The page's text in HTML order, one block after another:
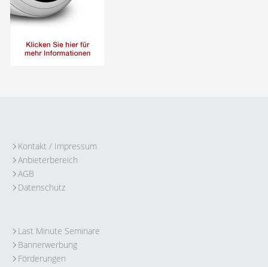
Kontakt / Impressum
Anbieterbereich
AGB
Datenschutz
Last Minute Seminare
Bannerwerbung
Förderungen